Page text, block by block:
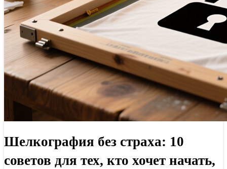
Шелкография без страха: 10
советов для тех, кто хочет начать,